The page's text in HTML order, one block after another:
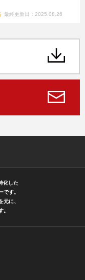
最終更新日：2025.08.26
化した
です。
元に、
。